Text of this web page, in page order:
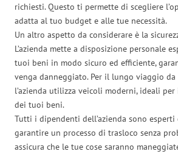
richiesti. Questo ti permette di scegliere
adatta al tuo budget e alle tue necessità.
Un altro aspetto da considerare è la
L’azienda mette a disposizione personale
tuoi beni in modo sicuro ed efficiente,
venga danneggiato. Per il lungo viaggio da
l’azienda utilizza veicoli moderni, ideali
dei tuoi beni.
Tutti i dipendenti dell’azienda sono
garantire un processo di trasloco senza
assicura che le tue cose saranno